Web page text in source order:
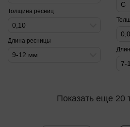
Толщина ресниц
0,10
Длина ресницы
9-12 мм
C
7-
Показать еще 20